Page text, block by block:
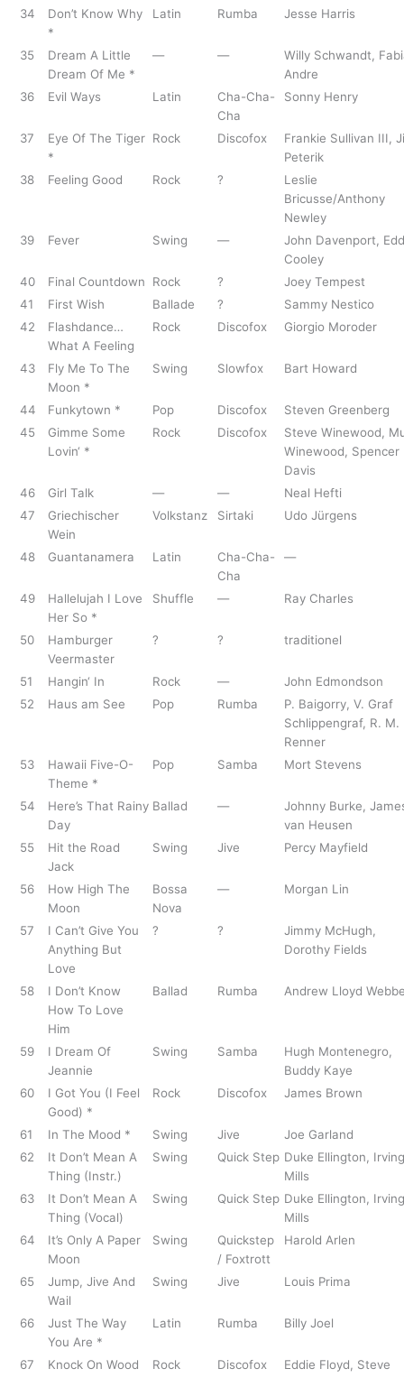
34
Don’t Know Why
*
Latin Rumba Jesse Harris
35
Dream A Little
Dream Of Me *
— —
Willy Schwandt,
Andre
36
Evil Ways Latin
Cha-Cha-
Cha
Sonny Henry
37
Eye Of The Tiger
*
Rock Discofox
Frankie Sullivan III,
Peterik
38
Feeling Good Rock ?
Leslie
Bricusse/Anthony
Newley
39
Fever Swing —
John Davenport,
Cooley
40
Final Countdown Rock ?
Joey Tempest
41
First Wish Ballade ?
Sammy Nestico
42
Flashdance…
What A Feeling
Rock Discofox Giorgio Moroder
43
Fly Me To The
Moon *
Swing Slowfox Bart Howard
44 Funkytown * Pop Discofox
Steven Greenberg
45
Gimme Some
Lovin‘ *
Rock Discofox
Steve Winewood,
Winewood, Spencer
Davis
46
Girl Talk — —
Neal Hefti
47
Griechischer
Wein
Volkstanz Sirtaki Udo Jürgens
48 Guantanamera Latin
Cha-Cha-
Cha
—
49
Hallelujah I Love
Her So *
Shuffle — Ray Charles
50
Hamburger
Veermaster
? ? traditionel
51 Hangin‘ In Rock —
John Edmondson
52
Haus am See Pop Rumba
P. Baigorry, V. Graf
Schlippengraf, R. M.
Renner
53
Hawaii Five-O-
Theme *
Pop Samba Mort Stevens
54
Here’s That Rainy
Day
Ballad —
Johnny Burke,
van Heusen
55
Hit the Road
Jack
Swing Jive Percy Mayfield
56
How High The
Moon
Bossa
Nova
— Morgan Lin
57
I Can’t Give You
Anything But
Love
? ?
Jimmy McHugh,
Dorothy Fields
58
I Don’t Know
How To Love
Him
Ballad Rumba Andrew Lloyd
59
I Dream Of
Jeannie
Swing Samba
Hugh Montenegro,
Buddy Kaye
60
I Got You (I Feel
Good) *
Rock Discofox James Brown
61 In The Mood * Swing Jive
Joe Garland
62
It Don’t Mean A
Thing (Instr.)
Swing Quick Step Duke Ellington, Irving
Mills
63
It Don’t Mean A
Thing (Vocal)
Swing Quick Step Duke Ellington, Irving
Mills
64
It’s Only A Paper
Moon
Swing
Quickstep
/ Foxtrott
Harold Arlen
65
Jump, Jive And
Wail
Swing Jive Louis Prima
66
Just The Way
You Are *
Latin Rumba Billy Joel
67 Knock On Wood Rock Discofox
Eddie Floyd, Steve